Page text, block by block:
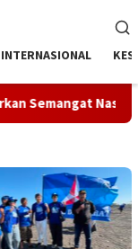
INTERNASIONAL
di